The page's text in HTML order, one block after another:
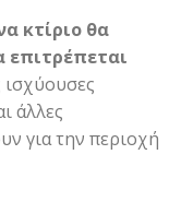
κτίριο θα
επιτρέπεται
ισχύουσες
άλλες
για την περιοχή